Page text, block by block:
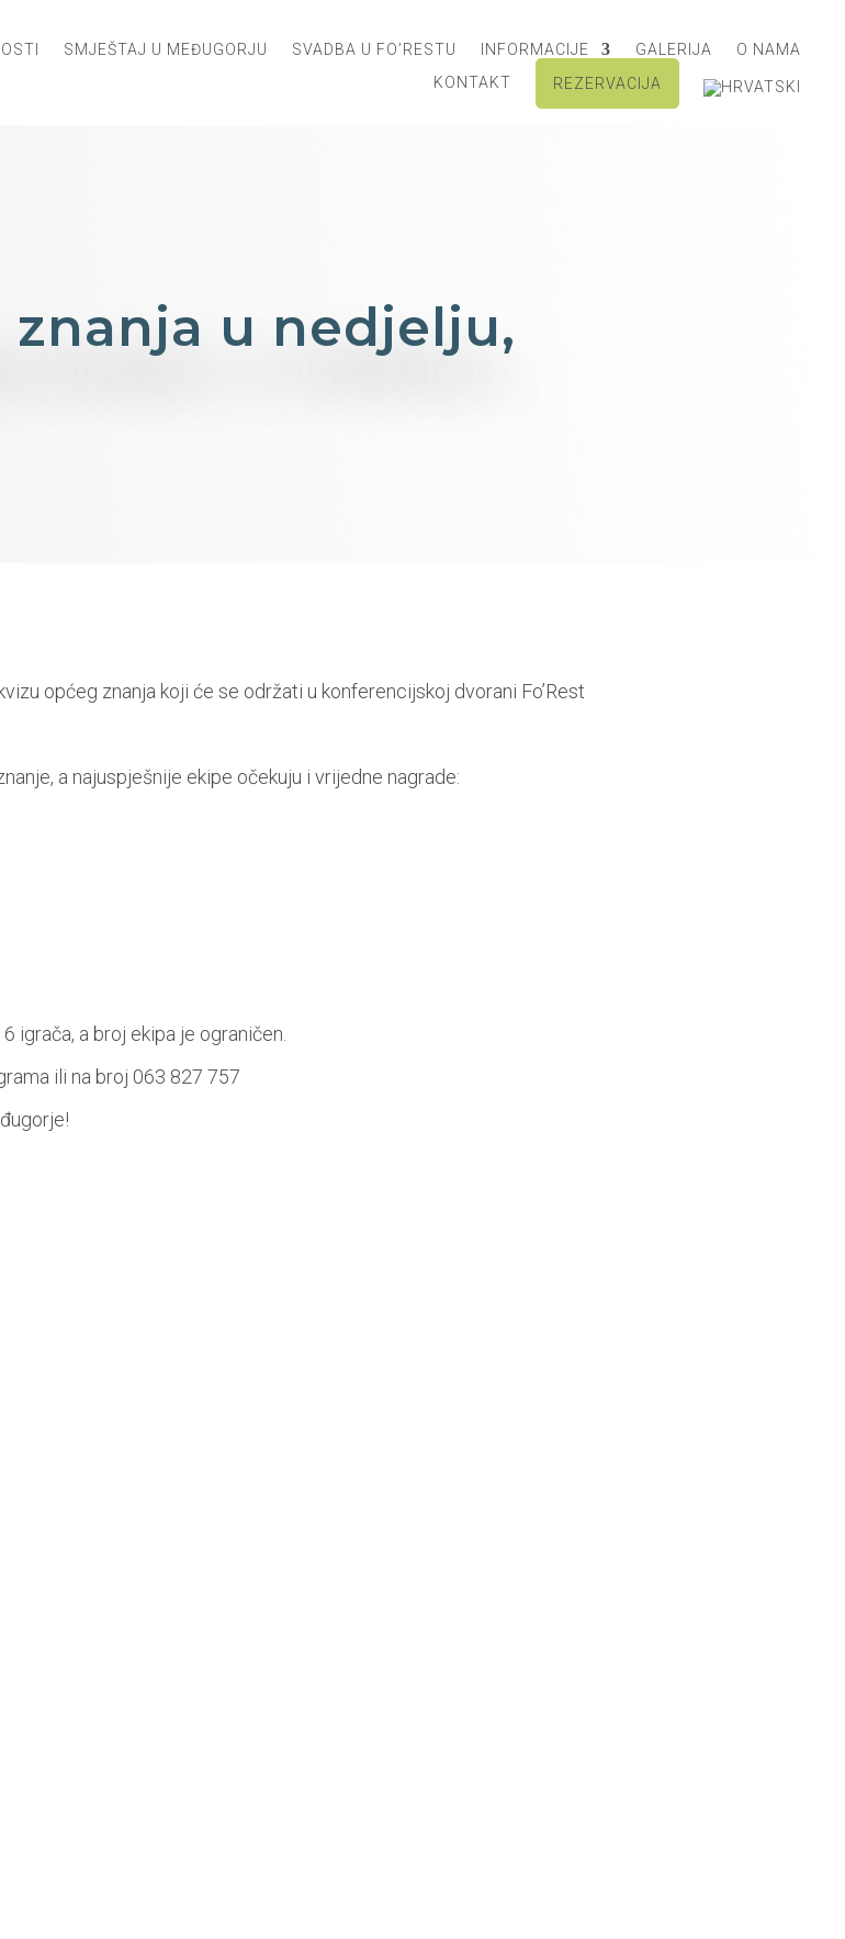
SMJEŠTAJ U MEĐUGORJU SVADBA U FO’RESTU INFORMACIJE GALERIJA
O NAMA
KONTAKT
REZERVACIJA
znanja u nedjelju,
općeg znanja koji će se održati u konferencijskoj dvorani Fo’Rest
a najuspješnije ekipe očekuju i vrijedne nagrade:
igrača, a broj ekipa je ograničen.
ili na broj 063 827 757